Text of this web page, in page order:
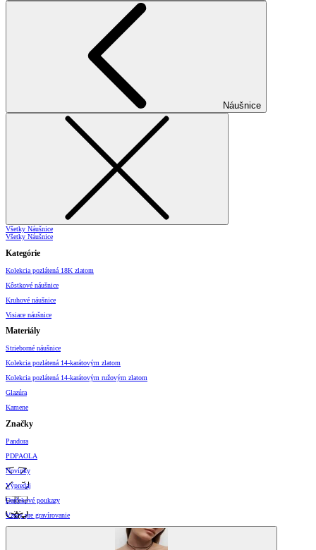
Náušnice
Všetky Náušnice
Všetky Náušnice
Kategórie
Kolekcia pozlátená 18K zlatom
Kôstkové náušnice
Kruhové náušnice
Visiace náušnice
Materiály
Strieborné náušnice
Kolekcia pozlátená 14-karátovým zlatom
Kolekcia pozlátená 14-karátovým ružovým zlatom
Glazúra
Kamene
Značky
Pandora
PDPAOLA
Novinky
Výpredaj
Darčekové poukazy
Vzory pre gravírovanie